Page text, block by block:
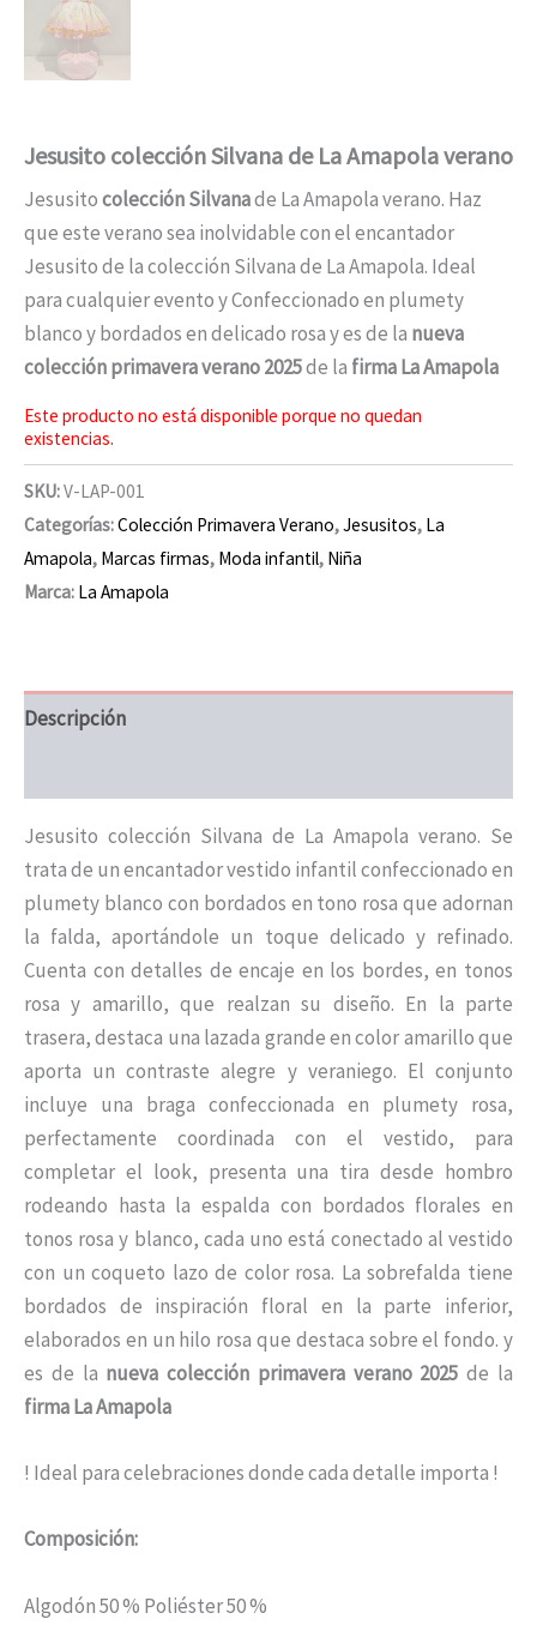
Jesusito colección Silvana de La Amapola verano
Jesusitocolección Silvanade La Amapola verano. Haz
que este verano sea inolvidable con el encantador
Jesusito de la colección Silvana de La Amapola. Ideal
para cualquier evento y Confeccionado en plumety
blanco y bordados en delicado rosa y es de la nueva
colección primavera verano 2025de la firma La Amapola
Este producto no está disponible porque no quedan
existencias.
SKU:V-LAP-001
Categorías:Colección Primavera Verano,Jesusitos, La
Amapola, Marcas firmas, Moda infantil, Niña
Marca: La Amapola
Descripción
Jesusito colección Silvana de La Amapola verano. Se
trata de un encantador vestido infantil confeccionado en
plumety blanco con bordados en tono rosa que adornan
la falda, aportándole un toque delicado y refinado.
Cuenta con detalles de encaje en los bordes, en tonos
rosa y amarillo, que realzan su diseño. En la parte
trasera, destaca una lazada grande en color amarillo que
aporta un contraste alegre y veraniego. El conjunto
incluye una braga confeccionada en plumety rosa,
perfectamente coordinada con el vestido, para
completar el look, presenta una tira desde hombro
rodeando hasta la espalda con bordados florales en
tonos rosa y blanco, cada uno está conectado al vestido
con un coqueto lazo de color rosa. La sobrefalda tiene
bordados de inspiración floral en la parte inferior,
elaborados en un hilo rosa que destaca sobre el fondo. y
es de la nueva colección primavera verano 2025 de la
firma La Amapola
! Ideal para celebraciones donde cada detalle importa !
Composición:
Algodón 50 % Poliéster 50 %